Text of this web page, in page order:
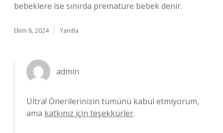
bebeklere ise sınırda prematüre bebek denir.
Ekim 8, 2024 Yanıtla
admin
Ultra! Önerilerinizin tümünü kabul etmiyorum,
ama katkınız için teşekkürler.